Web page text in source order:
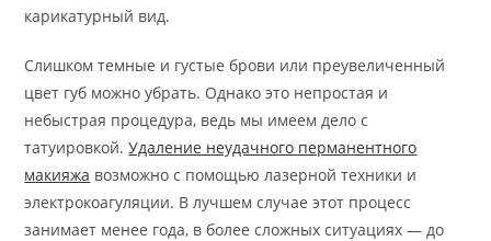
карикатурный вид.
Слишком темные и густые брови или преувеличенный
цвет губ можно убрать. Однако это непростая и
небыстрая процедура, ведь мы имеем дело с
татуировкой.Удаление неудачного перманентного
макияжа возможно с помощью лазерной техники и
электрокоагуляции. В лучшем случае этот процесс
занимает менее года, в более сложных ситуациях — до